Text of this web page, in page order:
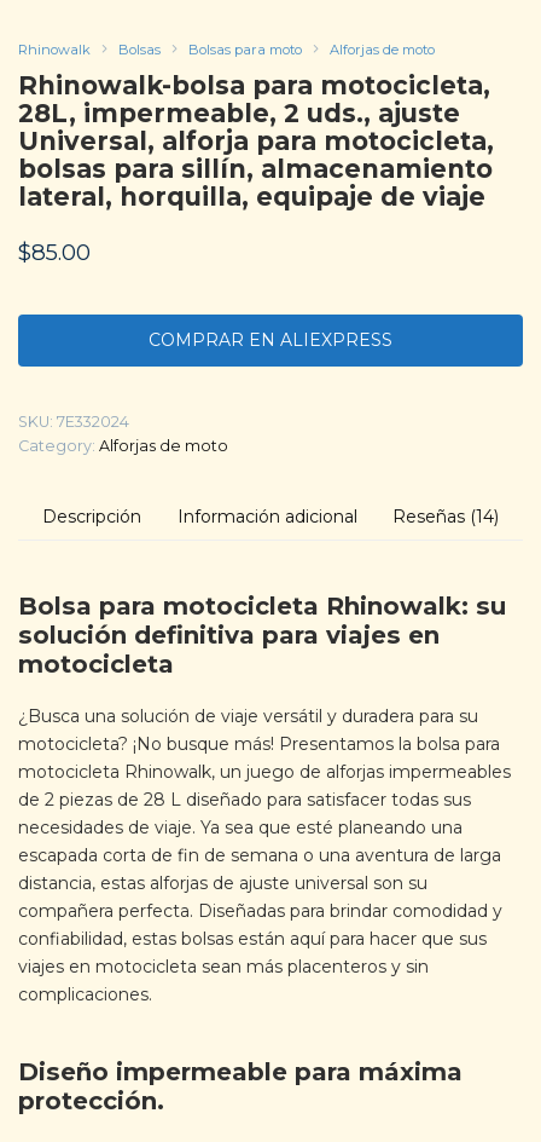
Rhinowalk Bolsas Bolsas para moto Alforjas de moto
Rhinowalk-bolsa para motocicleta,
28L, impermeable, 2 uds., ajuste
Universal, alforja para motocicleta,
bolsas para sillín, almacenamiento
lateral, horquilla, equipaje de viaje
$85.00
COMPRAR EN ALIEXPRESS
SKU: 7E332024
Category: Alforjas de moto
Descripción Información adicional Reseñas (14)
Bolsa para motocicleta Rhinowalk: su
solución definitiva para viajes en
motocicleta
¿Busca una solución de viaje versátil y duradera para su
motocicleta? ¡No busque más! Presentamos la bolsa para
motocicleta Rhinowalk, un juego de alforjas impermeables
de 2 piezas de 28 L diseñado para satisfacer todas sus
necesidades de viaje. Ya sea que esté planeando una
escapada corta de fin de semana o una aventura de larga
distancia, estas alforjas de ajuste universal son su
compañera perfecta. Diseñadas para brindar comodidad y
confiabilidad, estas bolsas están aquí para hacer que sus
viajes en motocicleta sean más placenteros y sin
complicaciones.
Diseño impermeable para máxima
protección.